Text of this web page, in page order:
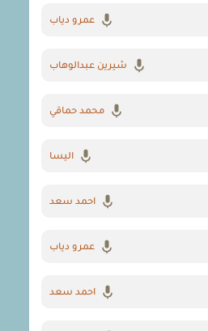
عمرو دياب
شيرين عبدالوهاب
محمد حماقي
اليسا
احمد سعد
عمرو دياب
احمد سعد